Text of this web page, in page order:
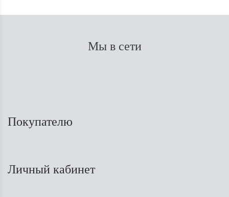
Мы в сети
Покупателю
Личный кабинет